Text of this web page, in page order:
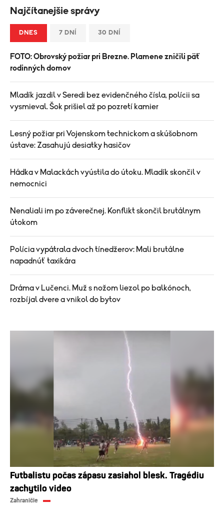
Najčítanejšie správy
DNES 7 DNÍ 30 DNÍ
FOTO: Obrovský požiar pri Brezne. Plamene zničili päť
rodinných domov
Mladík jazdil v Seredi bez evidenčného čísla, polícii sa
vysmieval. Šok prišiel až po pozretí kamier
Lesný požiar pri Vojenskom technickom a skúšobnom
ústave: Zasahujú desiatky hasičov
Hádka v Malackách vyústila do útoku. Mladík skončil v
nemocnici
Nenaliali im po záverečnej. Konflikt skončil brutálnym
útokom
Polícia vypátrala dvoch tínedžerov: Mali brutálne
napadnúť taxikára
Dráma v Lučenci. Muž s nožom liezol po balkónoch,
rozbíjal dvere a vnikol do bytov
Futbalistu počas zápasu zasiahol blesk. Tragédiu
zachytilo video
Zahraničie